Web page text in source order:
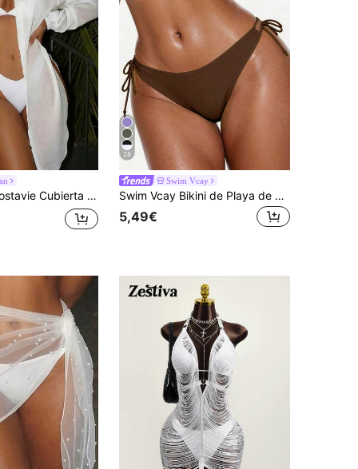
Cubierta Larga De Color Sólido Con División Lateral
28
Swim Vcay
Swim Vcay Bikini de Playa de Vacaciones de unicolor con Lazos
5,49€